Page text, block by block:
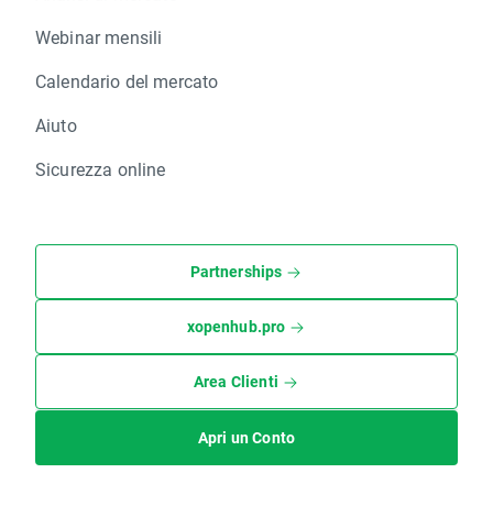
Webinar mensili
Calendario del mercato
Aiuto
Sicurezza online
Partnerships
xopenhub.pro
Area Clienti
Apri un Conto